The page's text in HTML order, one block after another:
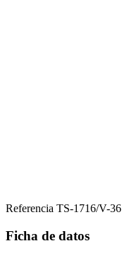
Referencia TS-1716/V-36
Ficha de datos